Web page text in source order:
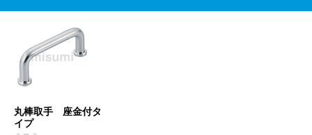
SHD-
□□
電解研磨
＋精密洗
脱気２
■ご留意事項
丸棒取手 座金付タ
イプ